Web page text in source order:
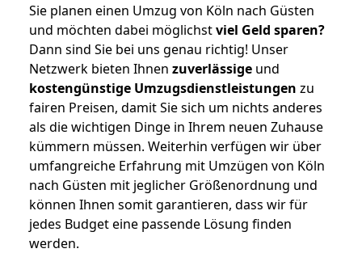
Sie planen einen Umzug von Köln nach Güsten
und möchten dabei möglichstviel Geld sparen?
Dann sind Sie bei uns genau richtig! Unser
Netzwerk bieten Ihnen zuverlässige und
kostengünstige Umzugsdienstleistungen zu
fairen Preisen, damit Sie sich um nichts anderes
als die wichtigen Dinge in Ihrem neuen Zuhause
kümmern müssen. Weiterhin verfügen wir über
umfangreiche Erfahrung mit Umzügen von Köln
nach Güsten mit jeglicher Größenordnung und
können Ihnen somit garantieren, dass wir für
jedes Budget eine passende Lösung finden
werden.